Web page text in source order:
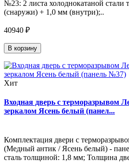
№23: 2 листа холоднокатаной
(снаружи) + 1,0 мм (внутри);..
40940 ₽
В корзину
Хит
Входная дверь с терморазрывом
зеркалом Ясень белый (панел...
Комплектация двери с
(Медный антик / Ясень белый) -
сталь толщиной: 1,8 мм; Толщина